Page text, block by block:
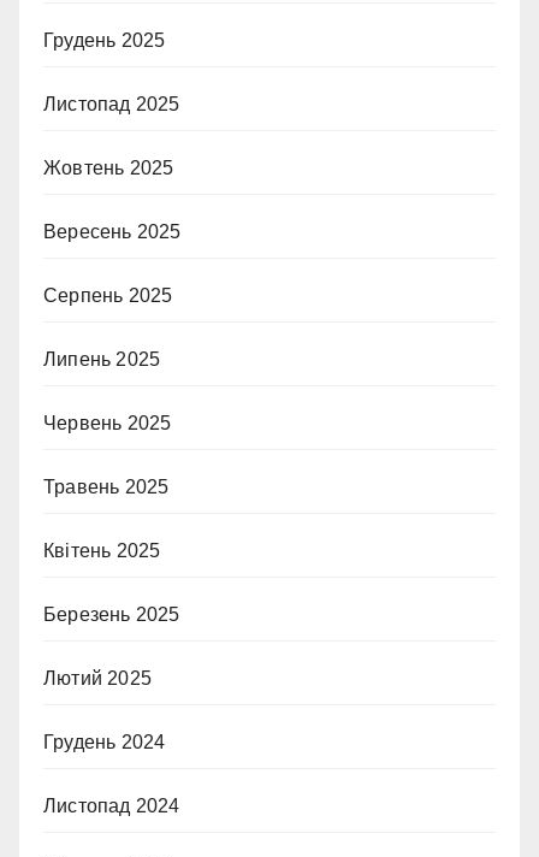
Грудень 2025
Листопад 2025
Жовтень 2025
Вересень 2025
Серпень 2025
Липень 2025
Червень 2025
Травень 2025
Квітень 2025
Березень 2025
Лютий 2025
Грудень 2024
Листопад 2024